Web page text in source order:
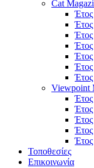
Cat
Viewpoint
Τοποθεσίες
Επικοινωνία